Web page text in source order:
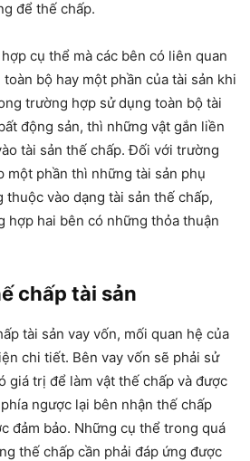
để thế chấp.
cụ thể mà các bên có liên quan
bộ hay một phần của tài sản khi
trường hợp sử dụng toàn bộ tài
động sản, thì những vật gắn liền
tài sản thế chấp. Đối với trường
một phần thì những tài sản phụ
vào dạng tài sản thế chấp,
hợp hai bên có những thỏa thuận
chấp tài sản
tài sản vay vốn, mối quan hệ của
chi tiết. Bên vay vốn sẽ phải sử
giá trị để làm vật thế chấp và được
ngược lại bên nhận thế chấp
đảm bảo. Những cụ thể trong quá
thế chấp cần phải đáp ứng được